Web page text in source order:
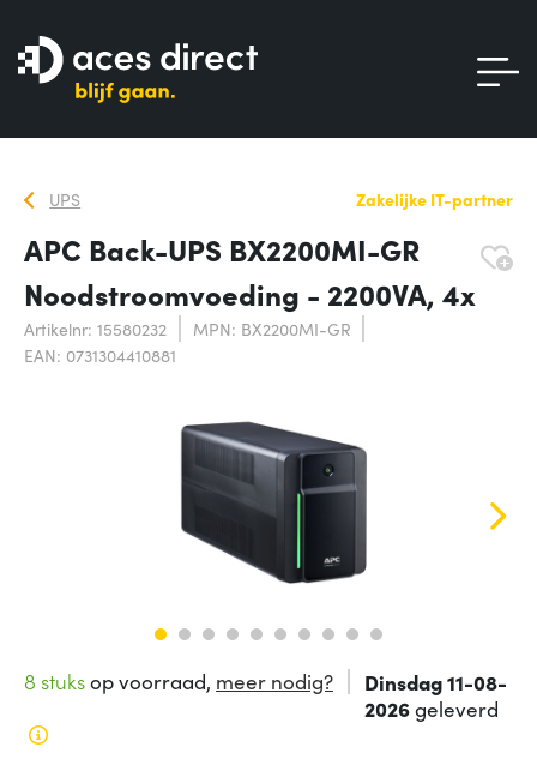
UPS Zakelijke IT-partner
APC Back-UPS BX2200MI-GR
Noodstroomvoeding - 2200VA, 4x
Artikelnr: 15580232
MPN: BX2200MI-GR
EAN: 0731304410881
8 stuksop voorraad, meer nodig?
Dinsdag 11-08-
2026geleverd